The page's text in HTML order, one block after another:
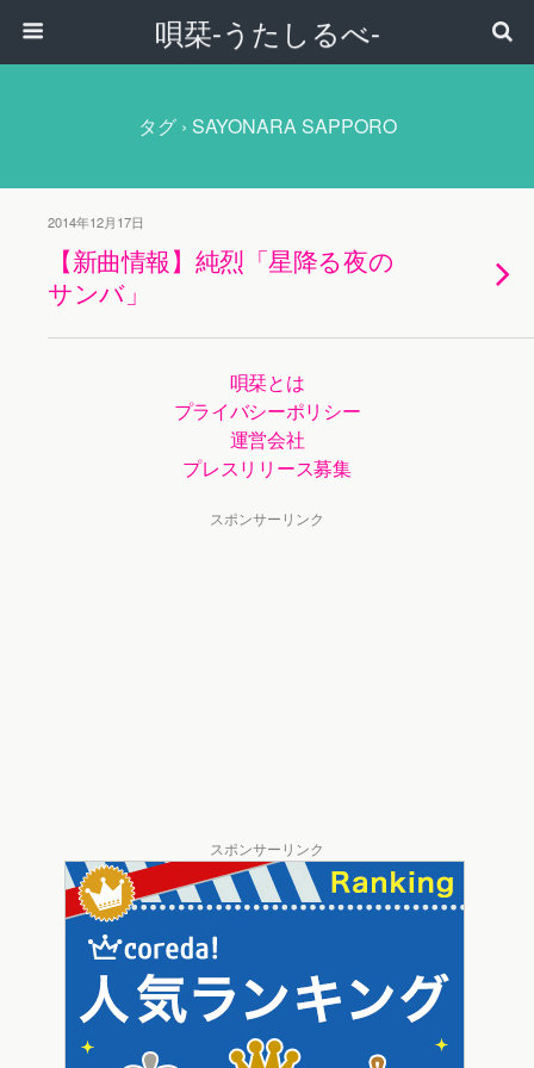
唄栞-うたしるべ-
タグ › SAYONARA SAPPORO
2014年12月17日
【新曲情報】純烈「星降る夜の
サンバ」
唄栞とは
プライバシーポリシー
運営会社
プレスリリース募集
スポンサーリンク
スポンサーリンク